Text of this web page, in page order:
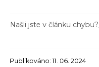
Našli jste v článku chybu?
Publikováno: 11. 06. 2024